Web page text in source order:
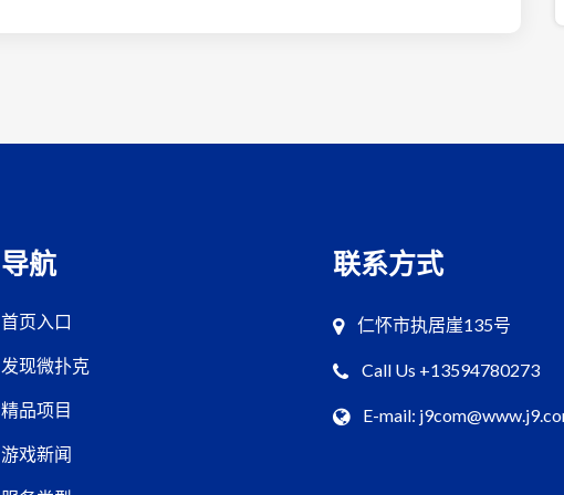
导航
首页入口
发现微扑克
精品项目
游戏新闻
联系方式
仁怀市执居崖135号
Call Us +13594780273
E-mail: